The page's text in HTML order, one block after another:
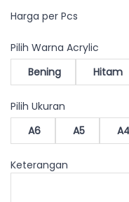
Harga per Pcs
Pilih Warna Acrylic
Bening
Hitam
Pilih Ukuran
A6
A5
Keterangan